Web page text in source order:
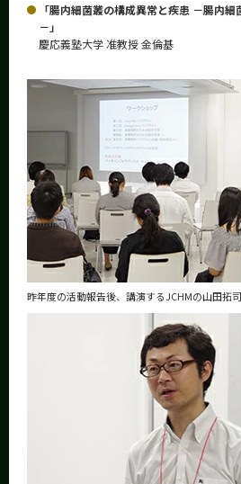
「腸内細菌叢の構成異常と疾患 －腸内
－」
慶応義塾大学 准教授 金倫基
昨年度の活動報告後、講演するJCHMの山田拓